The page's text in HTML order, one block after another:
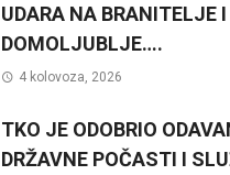
UDARA NA BRANITELJE I
DOMOLJUBLJE….
4 kolovoza, 2026
TKO JE ODOBRIO
DRŽAVNE POČASTI I